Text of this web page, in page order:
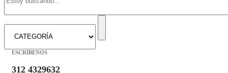
ESCRÍBENOS
312 4329632